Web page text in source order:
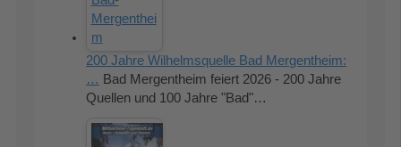
200 Jahre Wilhelmsquelle Bad Mergentheim:
… Bad Mergentheim feiert 2026 - 200 Jahre
Quellen und 100 Jahre "Bad"…